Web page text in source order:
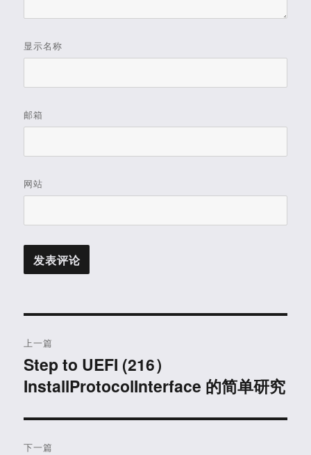
显示名称
邮箱
网站
章
导
航
上一篇
上
篇
章：
Step to UEFI (216）
InstallProtocolInterface 的简单研究
下一篇